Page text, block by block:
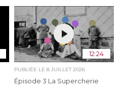
12:24
PUBLIÉE LE 8 JUILLET 2026
Épisode 3 La Supercherie